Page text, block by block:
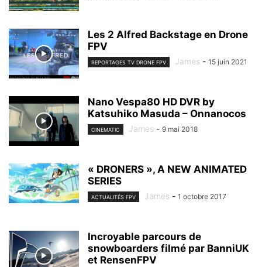
Les 2 Alfred Backstage en Drone
FPV
REPORTAGES TV DRONE FPV James - 15 juin 2021
Nano Vespa80 HD DVR by
Katsuhiko Masuda – Onnanocos
CINEMATIC James - 9 mai 2018
« DRONERS », A NEW ANIMATED
SERIES
ACTUALITÉS FPV James - 1 octobre 2017
Incroyable parcours de
snowboarders filmé par BanniUK
et RensenFPV